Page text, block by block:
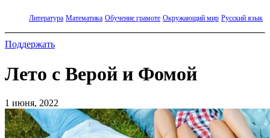
Литература Математика Обучение грамоте Окружающий мир Русский язык
Поддержать
Лето с Верой и Фомой
1 июня, 2022